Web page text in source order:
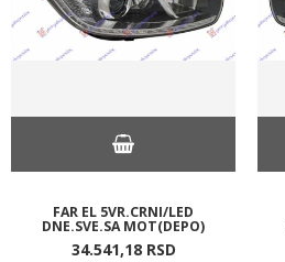
FAR EL 5VR.CRNI/LED
DNE.SVE.SA MOT(DEPO)
34.541,18 RSD